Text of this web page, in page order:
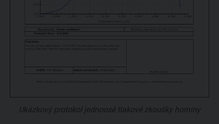
Ukázkový protokol jednoosé tlakové zkoušky horniny